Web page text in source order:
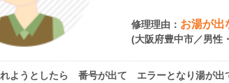
修理理由： お湯が出
(大阪府豊中市／男性
ようとしたら 番号が出て エラーとなり湯が出